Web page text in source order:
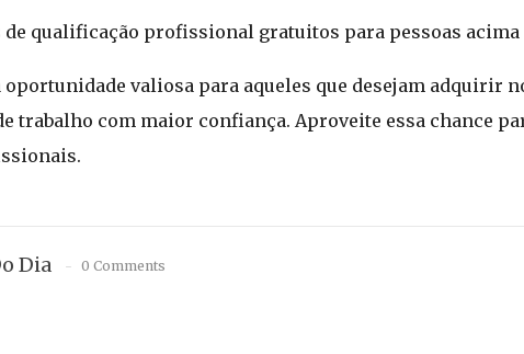
de qualificação profissional gratuitos para pessoas acima
oportunidade valiosa para aqueles que desejam adquirir
trabalho com maior confiança. Aproveite essa chance
Dia 0 Comments